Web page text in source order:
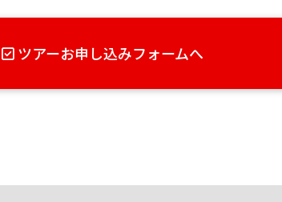
ツアーお申し込みフォームへ